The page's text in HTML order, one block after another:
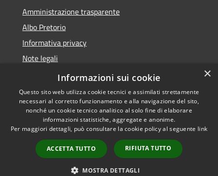
Amministrazione trasparente
Albo Pretorio
Informativa privacy
Note legali
Dichiarazione di accessibilità
Accessibilità
Copyright © 2026 • Comune di
Scilla • Powered by
Municipium•
Accesso
redazione
×
Informazioni sui cookie
Questo sito web utilizza cookie tecnici e assimilati strettamente
necessari al corretto funzionamento e alla navigazione del sito,
nonché un cookie tecnico analitico al solo fine di elaborare
informazioni statistiche, aggregate e anonime.
Per maggiori dettagli, può consultare la cookie policy al seguente link
ACCETTA TUTTO RIFIUTA TUTTO
MOSTRA DETTAGLI